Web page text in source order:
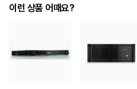
이런 상품 어때요?